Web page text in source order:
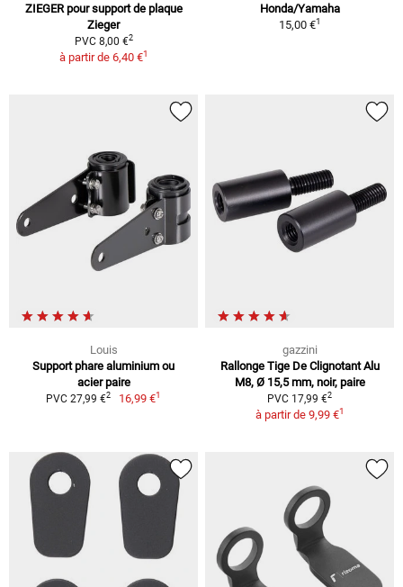
ZIEGER pour support de plaque
Zieger
PVC 8,00 €2
à partir de 6,40 €1
Honda/Yamaha
15,00 €1
Louis
Support phare aluminium ou
acier paire
PVC 27,99 €2 16,99 €1
gazzini
Rallonge Tige De Clignotant Alu
M8, Ø 15,5 mm, noir, paire
PVC 17,99 €2
à partir de 9,99 €1